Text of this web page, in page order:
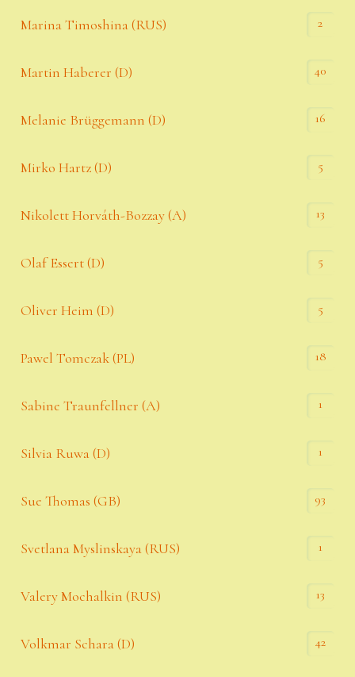
Marina Timoshina (RUS) 2
Martin Haberer (D) 40
Melanie Brüggemann (D) 16
Mirko Hartz (D) 5
Nikolett Horváth-Bozzay (A) 13
Olaf Essert (D) 5
Oliver Heim (D) 5
Pawel Tomczak (PL) 18
Sabine Traunfellner (A) 1
Silvia Ruwa (D) 1
Sue Thomas (GB) 93
Svetlana Myslinskaya (RUS) 1
Valery Mochalkin (RUS) 13
Volkmar Schara (D) 42